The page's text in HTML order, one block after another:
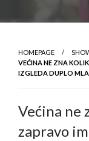
HOMEPAGE
VEĆINA NE ZNA
IZGLEDA DUPLO
Većina ne
zapravo